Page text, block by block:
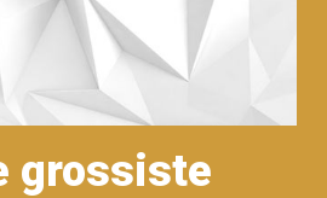
grossiste